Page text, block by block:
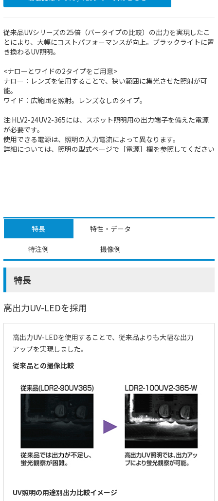
従来品UVシリーズの25倍（バータイプの比較）の出力を実現したこ
とにより、大幅にコストパフォーマンスが向上。ブラックライトに置
き換わるUV照明。
<ナローとワイドの2タイプをご用意>
ナロー：レンズを使用することで、狭い範囲に集光させた照射が可
能。
ワイド：広範囲を照射。レンズなしのタイプ。
注:HLV2-24UV2-365には、スポット照明用の出力端子を備えた電源
が必要です。
使用できる電源は、照明の入力電流によって異なります。
詳細については、照明の型式ページで［電源］欄を参照してください
特長 特性・データ
特注例 撮像例
特長
高出力UV-LEDを採用
高出力UV-LEDを使用することで、従来品よりも大幅な出力
アップを実現しました。
従来品との撮像比較
UV照明の用途別出力比較イメージ